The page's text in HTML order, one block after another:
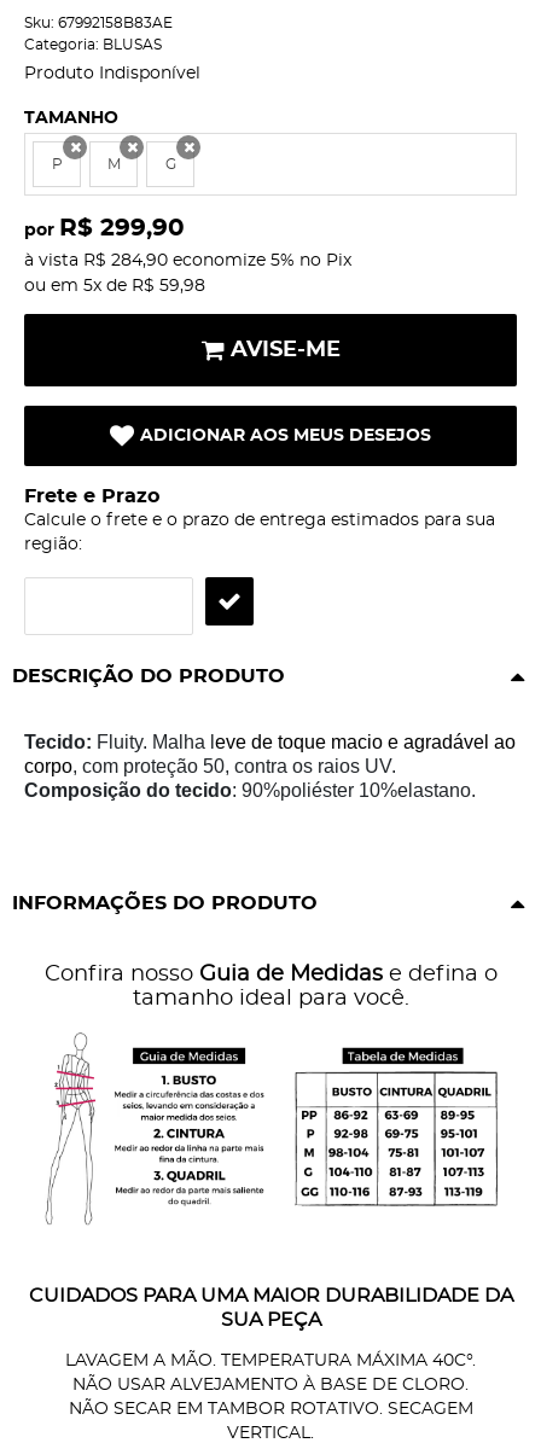
Sku: 67992158B83AE
Categoria: BLUSAS
Produto Indisponível
TAMANHO
P M G
por R$ 299,90
à vista R$ 284,90 economize 5% no Pix
ou em 5x de R$ 59,98
AVISE-ME
ADICIONAR AOS MEUS DESEJOS
Frete e Prazo
Calcule o frete e o prazo de entrega estimados para sua
região:
DESCRIÇÃO DO PRODUTO
Tecido: Fluity. Malha l eve de toque macio e agradável ao
corpo, com proteção 50, contra os raios UV.
Composição do tecido: 90%poliéster 10%elastano.
INFORMAÇÕES DO PRODUTO
Confira nosso Guia de Medidase defina o
tamanho ideal para você.
CUIDADOS PARA UMA MAIOR DURABILIDADE DA
SUA PEÇA
LAVAGEM A MÃO. TEMPERATURA MÁXIMA 40C°.
NÃO USAR ALVEJAMENTO À BASE DE CLORO.
NÃO SECAR EM TAMBOR ROTATIVO. SECAGEM
VERTICAL.